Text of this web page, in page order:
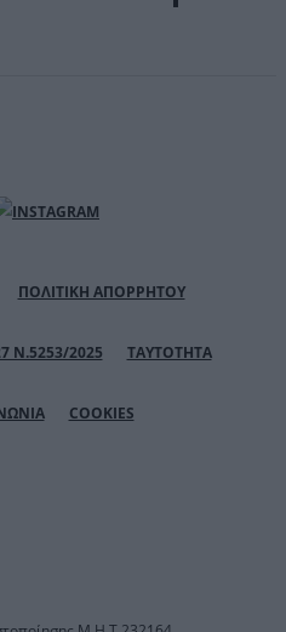
ΠΟΛΙΤΙΚΗ ΑΠΟΡΡΗΤΟΥ
Ν.5253/2025 ΤΑΥΤΟΤΗΤΑ
COOKIES